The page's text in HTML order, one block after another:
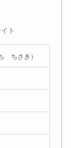
ト
ちさき）